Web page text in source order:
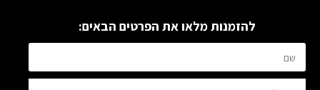
להזמנות מלאו את הפרטים הבאים: